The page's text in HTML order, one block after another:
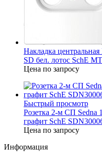
Накладка
SD бел. лотос SchE
Цена по запросу
Быстрый просмотр
Розетка 2-м СП Sedna
графит SchE
Цена по запросу
Информация